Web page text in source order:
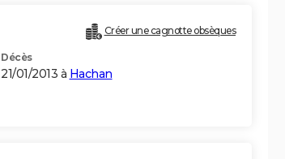
Créer une cagnotte obsèques
Décès
21/01/2013 à Hachan